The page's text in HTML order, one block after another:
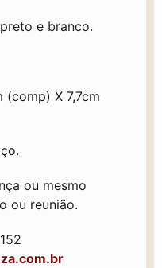
e branco.
(comp) X 7,7cm
ou mesmo
ou reunião.